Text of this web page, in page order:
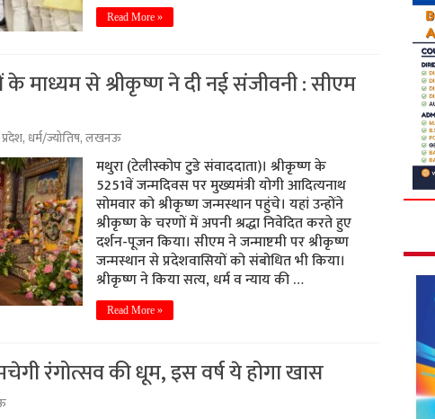
Read More »
के माध्यम से श्रीकृष्ण ने दी नई संजीवनी : सीएम
, धर्म/ज्योतिष,लखनऊ
मथुरा (टेलीस्कोप टुडे संवाददाता)। श्रीकृष्ण के
5251वें जन्मदिवस पर मुख्यमंत्री योगी आदित्यनाथ
सोमवार को श्रीकृष्ण जन्मस्थान पहुंचे। यहां उन्होंने
श्रीकृष्ण के चरणों में अपनी श्रद्धा निवेदित करते हुए
दर्शन-पूजन किया। सीएम ने जन्माष्टमी पर श्रीकृष्ण
जन्मस्थान से प्रदेशवासियों को संबोधित भी किया।
श्रीकृष्ण ने किया सत्य, धर्म व न्याय की …
Read More »
रंगोत्सव की धूम, इस वर्ष ये होगा खास